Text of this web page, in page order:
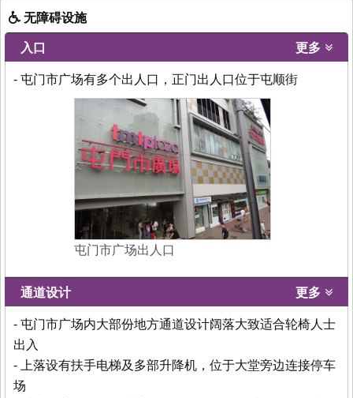
无障碍设施
入口 更多
- 屯门市广场有多个出人口，正门出人口位于屯顺街
屯门市广场出人口
通道设计 更多
- 屯门市广场内大部份地方通道设计阔落大致适合轮椅人士
出入
- 上落设有扶手电梯及多部升降机，位于大堂旁边连接停车
场